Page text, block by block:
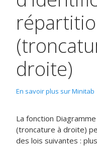
droite)
En savoir plus sur Minitab
La fonction
(troncature à droite)
des lois suivantes :